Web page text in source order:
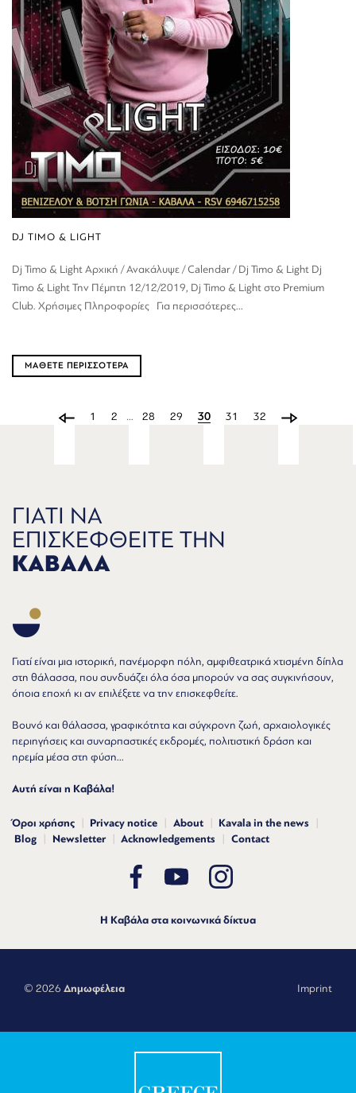
DJ TIMO & LIGHT
Dj Timo & Light Αρχική / Ανακάλυψε / Calendar / Dj Timo & Light Dj
Timo & Light Την Πέμπτη 12/12/2019, Dj Timo & Light στο Premium
Club. Χρήσιμες Πληροφορίες Για περισσότερες...
ΜΑΘΕΤΕ ΠΕΡΙΣΣΟΤΕΡΑ
1 2 … 28 29 30 31 32
ΓΙΑΤΙ ΝΑ
ΕΠΙΣΚΕΦΘΕΙΤΕ ΤΗΝ
ΚΑΒΑΛΑ
Γιατί είναι μια ιστορική, πανέμορφη πόλη, αμφιθεατρικά χτισμένη δίπλα
στη θάλασσα, που συνδυάζει όλα όσα μπορούν να σας συγκινήσουν,
όποια εποχή κι αν επιλέξετε να την επισκεφθείτε.
Βουνό και θάλασσα, γραφικότητα και σύγχρονη ζωή, αρχαιολογικές
περιηγήσεις και συναρπαστικές εκδρομές, πολιτιστική δράση και
ηρεμία μέσα στη φύση...
Αυτή είναι η Καβάλα!
Όροι χρήσης Privacy notice About
Kavala in the news
Blog
Newsletter Acknowledgements Contact
Η Καβάλα στα κοινωνικά δίκτυα
© 2026 Δημωφέλεια Imprint